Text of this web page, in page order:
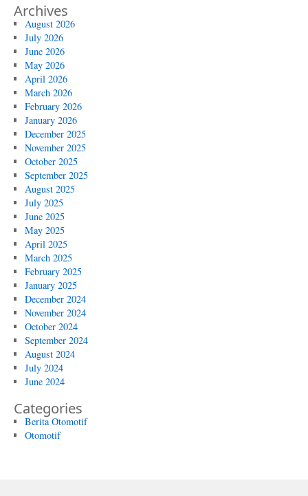
Archives
August 2026
July 2026
June 2026
May 2026
April 2026
March 2026
February 2026
January 2026
December 2025
November 2025
October 2025
September 2025
August 2025
July 2025
June 2025
May 2025
April 2025
March 2025
February 2025
January 2025
December 2024
November 2024
October 2024
September 2024
August 2024
July 2024
June 2024
Categories
Berita Otomotif
Otomotif